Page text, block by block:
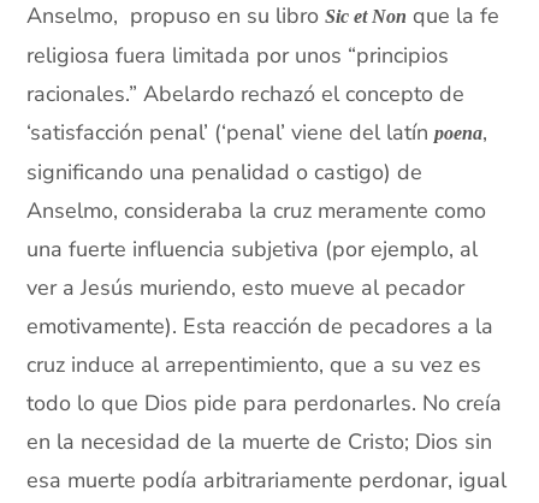
Anselmo, propuso en su libroSic et Non que la fe
religiosa fuera limitada por unos “principios
racionales.” Abelardo rechazó el concepto de
‘satisfacción penal’ (‘penal’ viene del latínpoena,
significando una penalidad o castigo) de
Anselmo, consideraba la cruz meramente como
una fuerte influencia subjetiva (por ejemplo, al
ver a Jesús muriendo, esto mueve al pecador
emotivamente). Esta reacción de pecadores a la
cruz induce al arrepentimiento, que a su vez es
todo lo que Dios pide para perdonarles. No creía
en la necesidad de la muerte de Cristo; Dios sin
esa muerte podía arbitrariamente perdonar, igual